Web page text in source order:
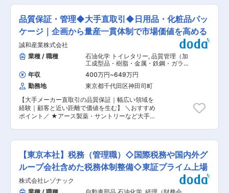
ェクトメンバーとして、 7名前後のチームメンバ
ー（うち、当社社員2~3名）の一員としてご活躍
頂きたいポジションです。 ※グローバルなメンバ
ーもいるため業務は英語 ■当社について： ・当
社は1913年創業し、国内36拠点、海外62拠点を
構えるグローバルメーカーです。長年にわたる広
範囲な研究活動を通じて、有機合成、無機合成、
高分子合成、分析物性、安全性評価、ゲノム科
学、プロセス開発、材料設備技術など多様な【基
盤技術】を培ってきました。また、様々な製品開
発を通じて、精密高分子加工、機能性染料・顔
料、結晶構造制御、焼成、高分子機能設計、バイ
オ、キラル化、触媒という【コア技術】を深化さ
は従来の石油化学からバイオに力をいれていく方
針です。
主に半導体製造装置、医療・食品を扱う企業様に
提案営業をします。 ・メインで扱う商材はPVAス
ポンジと合成樹脂です。http://seiwa-
kk.co.jp/resin/ ・既存の取引のあるお客様が主で
す。（飛び込み営業無し） ・基本は対面でのお打
ち合わせです。海外のお客様や場合によっては
WEB商談もあります。 ・〜半年は先輩と同行を
して頂き、既存の企業様から徐々にご対応いただ
きます。将来的には新規お客様への用途開発も行
っていただきます。 ※扱う製品が特長的で多岐に
わたるため、全てをご理解いただくには数年を有
すると考えています。先輩社員が時間をかけて教
育します。 ※売ったら終わりではなく、その後の
サポートにも力を入れています。お客様からの要
望やご感想を通じて製品を改善することができま
す。 ■商材について： 「PVAスポンジ」 主にシ
る装置に使用されています。 PVAスポンジのパイ
オニア「アイオン株式会社」の一次代理店である
当社は50年以上のお取引がありPVAスポンジ加工
に関して国内ナンバーワンの技術を有していま
す。 「高機能樹脂加工品」 半導体の製造工程に
品質保証・管理◆大手直取引◆日用品・化粧品パッ
ケージ｜企画から量産一貫体制で市場価値を高める
誠和産業株式会社
業種 / 職種
石油化学 トイレタリー, 品質管理（加
工成型品・樹脂・金属・鉄鋼・ガラス
など） 品質保証・監査（加工成型品）
（樹脂・金属・鉄鋼・ガラスなど）
年収 400万円~649万円
勤務地
東京都千代田区神田司町
【大手メーカー直取引の品質保証｜幅広い領域を
経験｜顧客と近い距離で価値を生む】 ＼おすすめ
ポイント／ ★アース製薬・サントリーなど大手メ
く担当でき、改善提案や不良削減など裁量ある業
務に挑戦できる。 ★企画〜量産まで一貫対応する
メーカーのため、製品づくりの上流から携わり顧
客と近い距離でやりがいを感じられる。 ■概要
東京支店にて品質保証部の立ち上げを担うポジシ
ョンを募集となります。 同社は大手メーカーと直
接取引し、企画提案から量産まで一貫対応する総
【東京本社】税務（管理職）◇国際税務や国内外グ
ループ会社含めた税務体制整備◇東証プライム上場
株式会社レゾナック